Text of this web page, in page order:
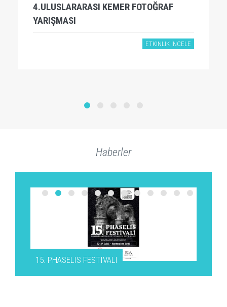
4.ULUSLARARASI KEMER FOTOĞRAF
YARIŞMASI
ETKINLIK İNCELE
Haberler
15. PHASELIS FESTIVALI